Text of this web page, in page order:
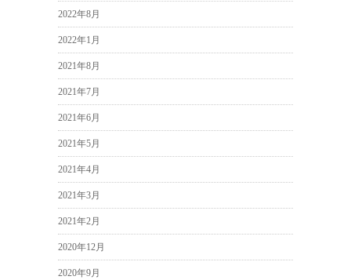
2022年8月
2022年1月
2021年8月
2021年7月
2021年6月
2021年5月
2021年4月
2021年3月
2021年2月
2020年12月
2020年9月